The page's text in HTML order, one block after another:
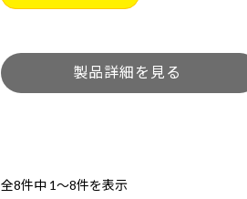
全8件中 1～8件を表示